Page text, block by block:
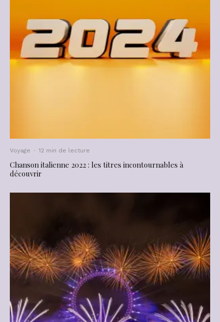
Voyage · 12 min de lecture
Chanson italienne 2022 : les titres incontournables à
découvrir